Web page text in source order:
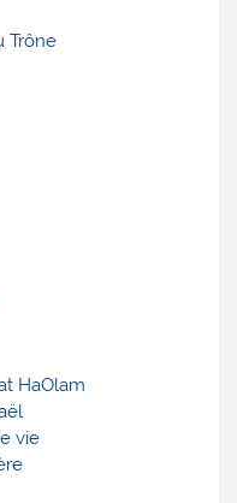
Trône
HaOlam
vie